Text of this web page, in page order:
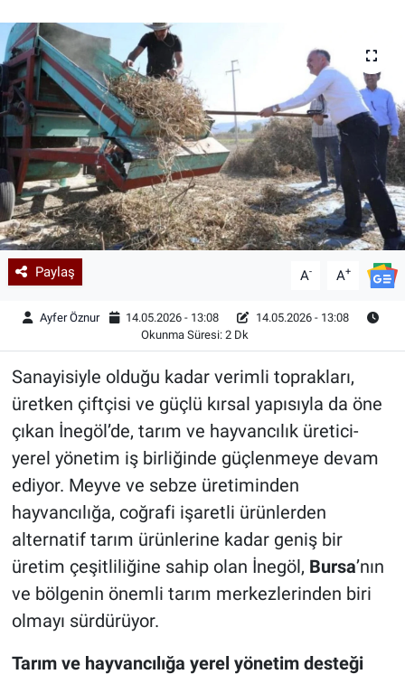
Paylaş A- A+
Ayfer Öznur 14.05.2026 - 13:08
14.05.2026 - 13:08
Okunma Süresi: 2 Dk
Sanayisiyle olduğu kadar verimli toprakları,
üretken çiftçisi ve güçlü kırsal yapısıyla da öne
çıkan İnegöl’de, tarım ve hayvancılık üretici-
yerel yönetim iş birliğinde güçlenmeye devam
ediyor. Meyve ve sebze üretiminden
hayvancılığa, coğrafi işaretli ürünlerden
alternatif tarım ürünlerine kadar geniş bir
üretim çeşitliliğine sahip olan İnegöl, Bursa’nın
ve bölgenin önemli tarım merkezlerinden biri
olmayı sürdürüyor.
Tarım ve hayvancılığa yerel yönetim desteği
Teknoloji
Yazarlar
Astroloji-Rüya